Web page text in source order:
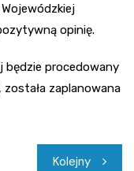
opinię.
będzie procedowany
zaplanowana
Kolejny